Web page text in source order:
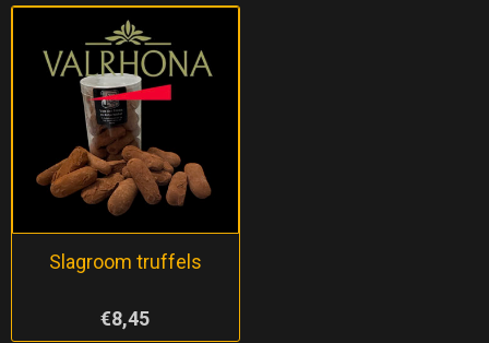
Slagroom truffels
€8,45